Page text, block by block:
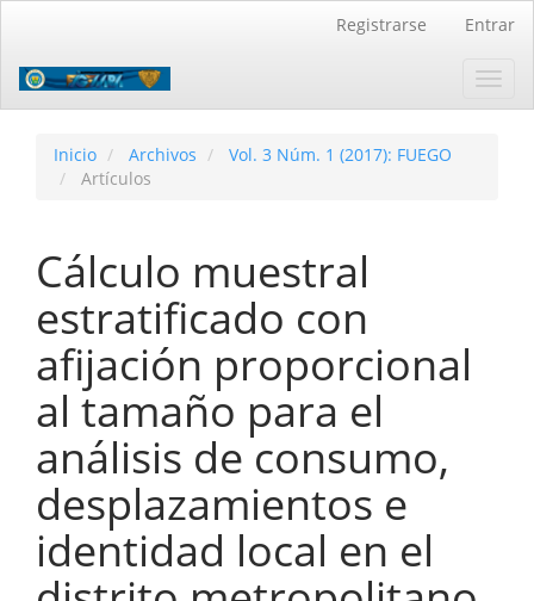
principal
Barra
Registrarse Entrar
Inicio Archivos
Vol. 3 Núm. 1 (2017): FUEGO
Artículos
Cálculo muestral
estratificado con
afijación proporcional
al tamaño para el
análisis de consumo,
desplazamientos e
identidad local en el